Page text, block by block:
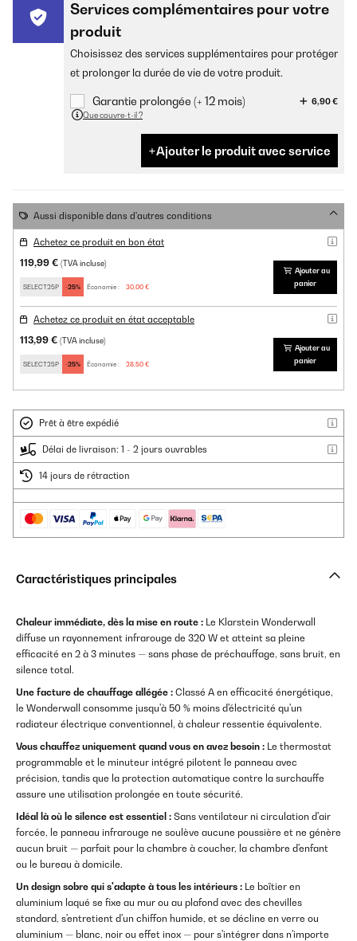
Services complémentaires pour votre
produit
Choisissez des services supplémentaires pour protéger
et prolonger la durée de vie de votre produit.
Garantie prolongée (+ 12 mois)
6,90 €
Que couvre-t-il ?
Ajouter le produit avec service
Aussi disponible dans d'autres conditions
Achetez ce produit en bon état
119,99 € (TVA incluse)
SELECT25P -25% Économie : 30,00 €
Ajouter au
panier
Achetez ce produit en état acceptable
113,99 € (TVA incluse)
SELECT25P -25% Économie : 28,50 €
Ajouter au
panier
Prêt à être expédié
Délai de livraison: 1 - 2 jours ouvrables
14 jours de rétraction
Caractéristiques principales
Chaleur immédiate, dès la mise en route : Le Klarstein Wonderwall
diffuse un rayonnement infrarouge de 320 W et atteint sa pleine
efficacité en 2 à 3 minutes — sans phase de préchauffage, sans bruit, en
silence total.
Une facture de chauffage allégée : Classé A en efficacité énergétique,
le Wonderwall consomme jusqu'à 50 % moins d'électricité qu'un
radiateur électrique conventionnel, à chaleur ressentie équivalente.
Vous chauffez uniquement quand vous en avez besoin : Le thermostat
programmable et le minuteur intégré pilotent le panneau avec
précision, tandis que la protection automatique contre la surchauffe
assure une utilisation prolongée en toute sécurité.
Idéal là où le silence est essentiel : Sans ventilateur ni circulation d'air
forcée, le panneau infrarouge ne soulève aucune poussière et ne génère
aucun bruit — parfait pour la chambre à coucher, la chambre d'enfant
ou le bureau à domicile.
Un design sobre qui s'adapte à tous les intérieurs : Le boîtier en
aluminium laqué se fixe au mur ou au plafond avec des chevilles
standard, s'entretient d'un chiffon humide, et se décline en verre ou
aluminium — blanc, noir ou effet inox — pour s'intégrer dans n'importe